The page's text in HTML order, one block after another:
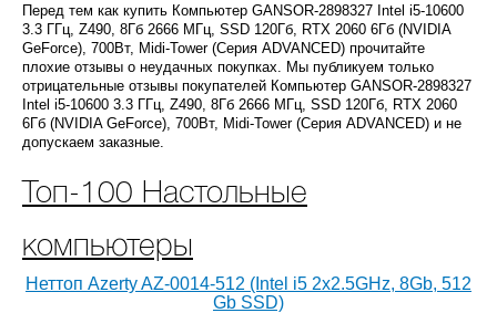
Перед тем как купить Компьютер GANSOR-2898327 Intel i5-10600
3.3 ГГц, Z490, 8Гб 2666 МГц, SSD 120Гб, RTX 2060 6Гб (NVIDIA
GeForce), 700Вт, Midi-Tower (Серия ADVANCED) прочитайте
плохие отзывы о неудачных покупках. Мы публикуем только
отрицательные отзывы покупателей Компьютер GANSOR-2898327
Intel i5-10600 3.3 ГГц, Z490, 8Гб 2666 МГц, SSD 120Гб, RTX 2060
6Гб (NVIDIA GeForce), 700Вт, Midi-Tower (Серия ADVANCED) и не
допускаем заказные.
Топ-100 Настольные
компьютеры
Неттоп Azerty AZ-0014-512 (Intel i5 2x2.5GHz, 8Gb, 512
Gb SSD)